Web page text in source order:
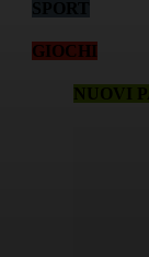
GIOCHI
NUOVI